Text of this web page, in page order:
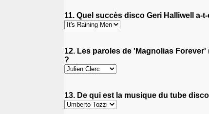
11. Quel succès disco Geri Halliwell a-
12. Les paroles de 'Magnolias
?
13. De qui est la musique du tube